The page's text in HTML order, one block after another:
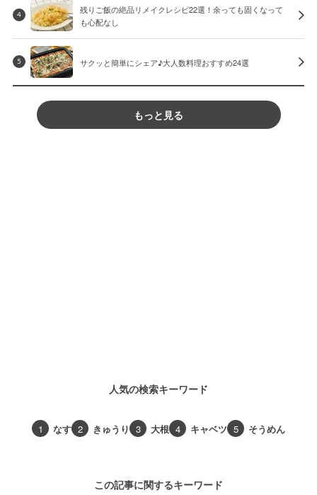
4
残りご飯の絶品リメイクレシピ22選！余っても固くなって
も心配なし
5 サクッと簡単にシェア♪大人数料理おすすめ24選
もっと見る
人気の検索キーワード
1 なす 2 きゅうり 3 大根 4 キャベツ 5 そうめん
この記事に関するキーワード